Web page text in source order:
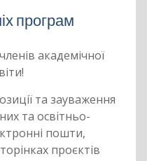
програм
академічної
та зауваження
та освітньо-
пошти,
проєктів